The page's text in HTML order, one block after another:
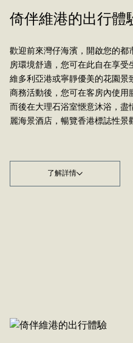
倚伴維港的出行體
歡迎前來灣仔海濱，開啟您的
房環境舒適，您可在此自在享
維多利亞港或寧靜優美的花園
商務活動後，您可在客房內使用
而後在大理石浴室愜意沐浴，
麗海景酒店，暢覽香港標誌性景
了解詳情
了解詳情
了解詳情